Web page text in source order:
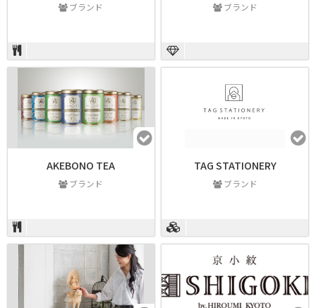
ブランド ブランド
AKEBONO TEA
ブランド
TAG STATIONERY
ブランド